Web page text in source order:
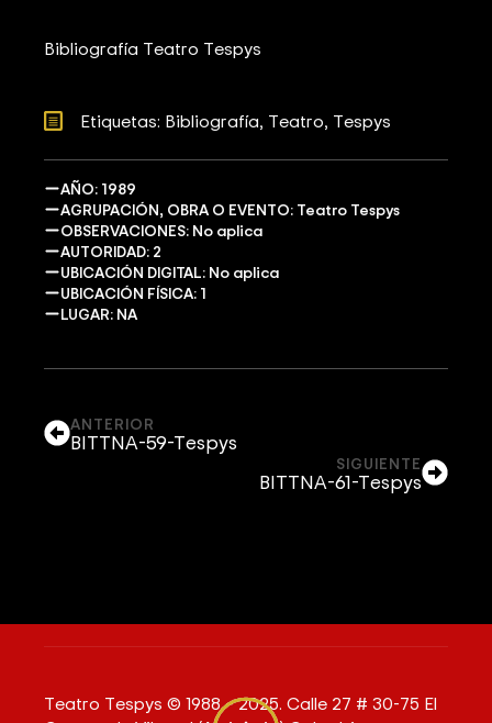
Bibliografía Teatro Tespys
Etiquetas: Bibliografía Teatro Tespys
AÑO: 1989
AGRUPACIÓN, OBRA O EVENTO: Teatro Tespys
OBSERVACIONES: No aplica
AUTORIDAD: 2
UBICACIÓN DIGITAL: No aplica
UBICACIÓN FÍSICA: 1
LUGAR: NA
ANTERIOR
BITTNA-59-Tespys
SIGUIENTE
BITTNA-61-Tespys
Teatro Tespys © 1988 – 2025. Calle 27 # 30-75 El